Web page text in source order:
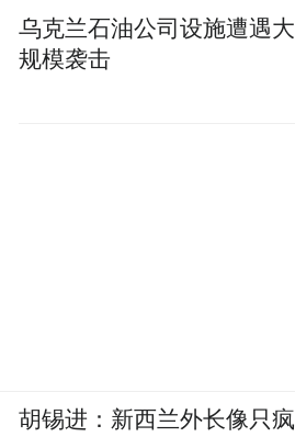
乌克兰石油公司设施遭遇大
规模袭击
胡锡进：新西兰外长像只疯